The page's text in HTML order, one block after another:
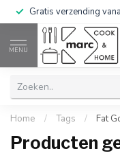
Gratis verzending
MENU
Home / Tags / Fat
Producten